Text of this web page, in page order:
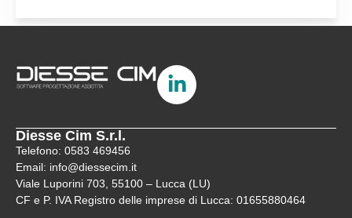
Diesse Cim S.r.l.
Telefono: 0583 469456
Email: info@diessecim.it
Viale Luporini 703, 55100 – Lucca (LU)
CF e P. IVA Registro delle imprese di Lucca: 01655880464